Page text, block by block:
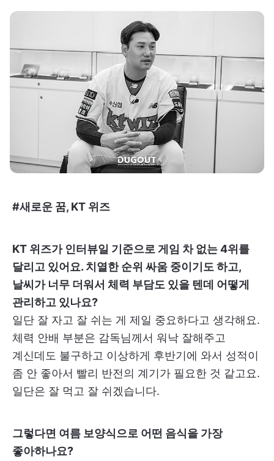
#새로운 꿈, KT 위즈
KT 위즈가 인터뷰일 기준으로 게임 차 없는 4위를
달리고 있어요. 치열한 순위 싸움 중이기도 하고,
날씨가 너무 더워서 체력 부담도 있을 텐데 어떻게
관리하고 있나요?
일단 잘 자고 잘 쉬는 게 제일 중요하다고 생각해요.
체력 안배 부분은 감독님께서 워낙 잘해주고
계신데도 불구하고 이상하게 후반기에 와서 성적이
좀 안 좋아서 빨리 반전의 계기가 필요한 것 같고요.
일단은 잘 먹고 잘 쉬겠습니다.
그렇다면 여름 보양식으로 어떤 음식을 가장
좋아하나요?